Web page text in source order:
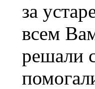
за
всем
решали